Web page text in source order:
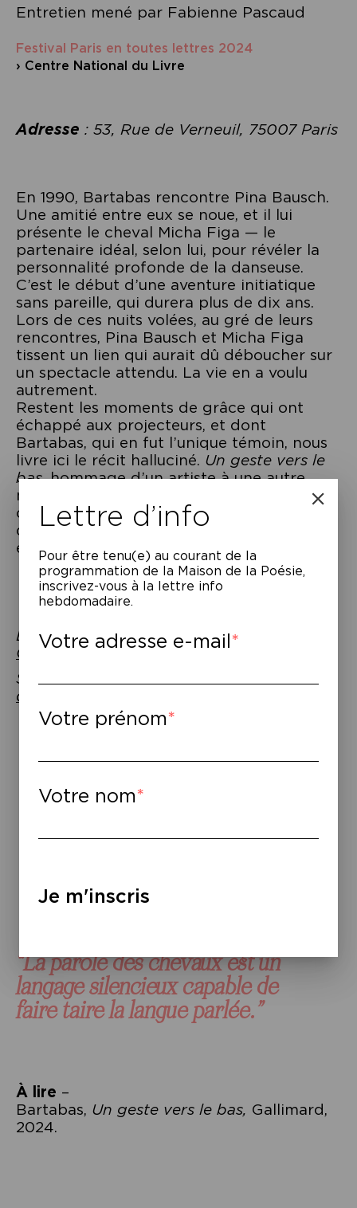
Entretien mené par Fabienne Pascaud
Festival Paris en toutes lettres 2024
› Centre National du Livre
Adresse : 53, Rue de Verneuil, 75007 Paris
En 1990, Bartabas rencontre Pina Bausch.
Une amitié entre eux se noue, et il lui
présente le cheval Micha Figa — le
partenaire idéal, selon lui, pour révéler la
personnalité profonde de la danseuse.
C’est le début d’une aventure initiatique
sans pareille, qui durera plus de dix ans.
Lors de ces nuits volées, au gré de leurs
rencontres, Pina Bausch et Micha Figa
tissent un lien qui aurait dû déboucher sur
un spectacle attendu. La vie en a voulu
autrement.
Restent les moments de grâce qui ont
échappé aux projecteurs, et dont
Bartabas, qui en fut l’unique témoin, nous
livre ici le récit halluciné. Un geste vers le
bas, hommage d’un artiste à une autre,
nous entraîne dans les coulisses de la
création, et raconte ce qui peut se jouer
d’irrationnel et de sublime entre l’homme
et l’animal.
Entrée gratuite sur réservation à
Oui.JeViens@centrenationaldulivre.fr
Soirée proposée avec le
du Livre.
“La parole des chevaux est un
langage silencieux capable de
faire taire la langue parlée.”
À lire –
Bartabas, Un geste vers le bas, Gallimard,
2024.
Lettre d’info
Pour être tenu(e) au courant de la
programmation de la Maison de la Poésie,
inscrivez-vous à la lettre info
hebdomadaire.
Votre adresse e-mail
Votre prénom
Votre nom
Je m'inscris